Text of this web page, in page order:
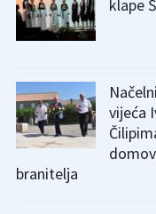
klape
vijeća
branitelja